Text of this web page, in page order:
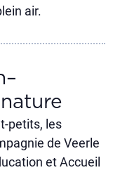
air.
petits, les
de Veerle
et Accueil